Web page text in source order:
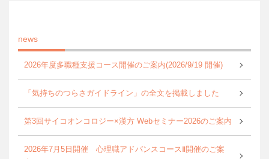
news
2026年度多職種支援コース開催のご案内(2026/9/19 開催)
「気持ちのつらさガイドライン」の全文を掲載しました
第3回サイコオンコロジー×漢方 Webセミナー2026のご案内
2026年7月5日開催 心理職アドバンスコースⅡ開催のご案